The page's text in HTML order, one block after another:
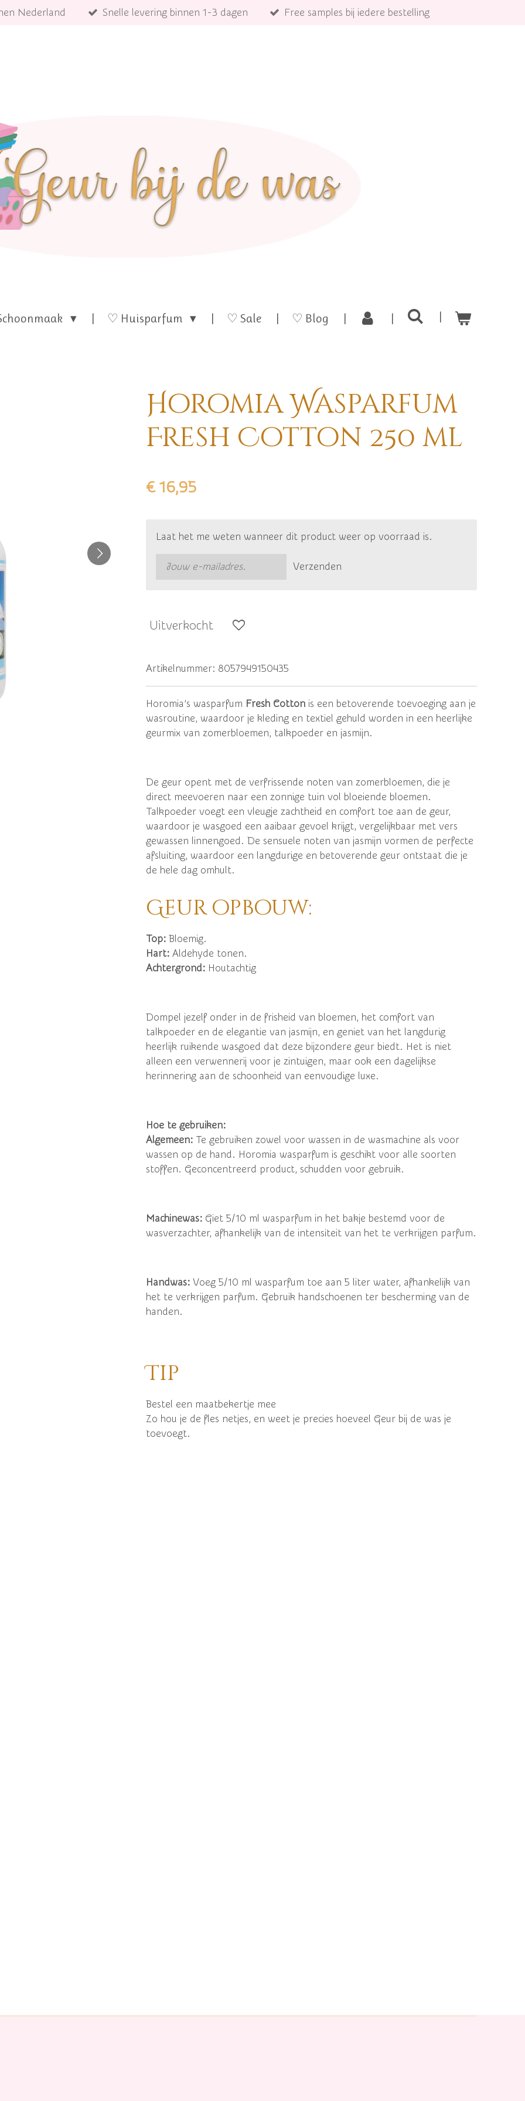
Nederland Snelle levering binnen 1-3 dagen Free samples bij iedere bestelling
♡ Huisparfum ♡ Sale ♡ Blog
Horomia Wasparfum
Fresh Cotton 250 ml
€ 16,95
Laat het me weten wanneer dit product weer op voorraad is.
Verzenden
Uitverkocht
Artikelnummer: 8057949150435
Horomia’s wasparfum Fresh Cotton is een betoverende toevoeging aan je
wasroutine, waardoor je kleding en textiel gehuld worden in een heerlijke
geurmix van zomerbloemen, talkpoeder en jasmijn.
De geur opent met de verfrissende noten van zomerbloemen, die je
direct meevoeren naar een zonnige tuin vol bloeiende bloemen.
Talkpoeder voegt een vleugje zachtheid en comfort toe aan de geur,
waardoor je wasgoed een aaibaar gevoel krijgt, vergelijkbaar met vers
gewassen linnengoed. De sensuele noten van jasmijn vormen de perfecte
afsluiting, waardoor een langdurige en betoverende geur ontstaat die je
de hele dag omhult.
Geur opbouw:
Top: Bloemig.
Hart: Aldehyde tonen.
Achtergrond: Houtachtig
Dompel jezelf onder in de frisheid van bloemen, het comfort van
talkpoeder en de elegantie van jasmijn, en geniet van het langdurig
heerlijk ruikende wasgoed dat deze bijzondere geur biedt. Het is niet
alleen een verwennerij voor je zintuigen, maar ook een dagelijkse
herinnering aan de schoonheid van eenvoudige luxe.
Hoe te gebruiken:
Algemeen: Te gebruiken zowel voor wassen in de wasmachine als voor
wassen op de hand. Horomia wasparfum is geschikt voor alle soorten
stoffen. Geconcentreerd product, schudden voor gebruik.
Machinewas: Giet 5/10 ml wasparfum in het bakje bestemd voor de
wasverzachter, afhankelijk van de intensiteit van het te verkrijgen parfum.
Handwas: Voeg 5/10 ml wasparfum toe aan 5 liter water, afhankelijk van
het te verkrijgen parfum. Gebruik handschoenen ter bescherming van de
handen.
Tip
Bestel een maatbekertje mee
Zo hou je de fles netjes, en weet je precies hoeveel Geur bij de was je
toevoegt.